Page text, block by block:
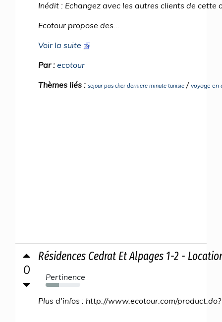
Inédit : Echangez avec les autres clients de cette
Ecotour propose des...
Voir la suite
Par : ecotour
Thèmes liés : sejour pas cher derniere minute tunisie / voyage en
0
Résidences Cedrat Et Alpages 1-2 -
Pertinence
39%
Plus d'infos : http://www.ecotour.com/product.do?